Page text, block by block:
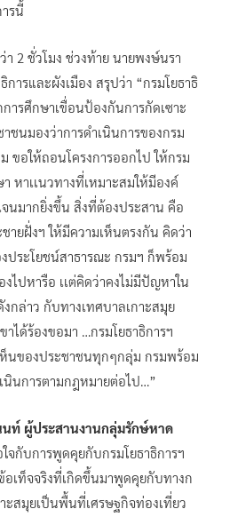
รนี้
า 2 ชั่วโมง ช่วงท้าย นายพงษ์นรา
การและผังเมือง สรุปว่า “กรมโยธาธิ
ารศึกษาเขื่อนป้องกันการกัดเซาะ
ชนมองว่าการดำเนินการของกรม
ขอให้ถอนโครงการออกไป ให้กรม
หาเเนวทางที่เหมาะสมให้มีองค์
นมากยิ่งขึ้น สิ่งที่ต้องประสาน คือ
ายฝั่งฯ ให้มีความเห็นตรงกัน คิดว่า
งประโยชน์สาธารณะ กรมฯ ก็พร้อม
ไปหารือ เเต่คิดว่าคงไม่มีปัญหาใน
งกล่าว กับทางเทศบาลเกาะสมุย
าได้ร้องขอมา …กรมโยธาธิการฯ
นของประชาชนทุกๆกลุ่ม กรมพร้อม
นินการตามกฎหมายต่อไป…”
ท์ ผู้ประสานงานกลุ่มรักษ์หาด
จกับการพูดคุยกับกรมโยธาธิการฯ
อเท็จจริงที่เกิดขึ้นมาพูดคุยกับทางก
าะสมุยเป็นพื้นที่เศรษฐกิจท่องเที่ยว